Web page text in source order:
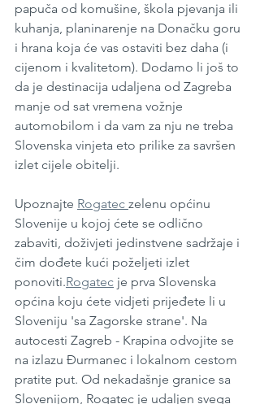
papuča od komušine, škola pjevanja ili
kuhanja, planinarenje na Donačku goru
i hrana koja će vas ostaviti bez daha (i
cijenom i kvalitetom). Dodamo li još to
da je destinacija udaljena od Zagreba
manje od sat vremena vožnje
automobilom i da vam za nju ne treba
Slovenska vinjeta eto prilike za savršen
izlet cijele obitelji.
Upoznajte Rogatec zelenu općinu
Slovenije u kojoj ćete se odlično
zabaviti, doživjeti jedinstvene sadržaje i
čim dođete kući poželjeti izlet
ponoviti.Rogatec je prva Slovenska
općina koju ćete vidjeti prijeđete li u
Sloveniju 'sa Zagorske strane'. Na
autocesti Zagreb - Krapina odvojite se
na izlazu Đurmanec i lokalnom cestom
pratite put. Od nekadašnje granice sa
Slovenijom, Rogatec je udaljen svega